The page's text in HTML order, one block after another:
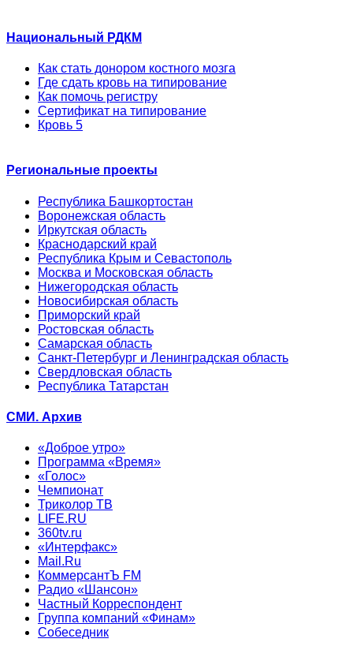
Национальный РДКМ
Как стать донором костного мозга
Где сдать кровь на типирование
Как помочь регистру
Сертификат на типирование
Кровь 5
Региональные проекты
Республика Башкортостан
Воронежская область
Иркутская область
Краснодарский край
Республика Крым и Севастополь
Москва и Московская область
Нижегородская область
Новосибирская область
Приморский край
Ростовская область
Самарская область
Санкт-Петербург и Ленинградская область
Свердловская область
Республика Татарстан
СМИ. Архив
«Доброе утро»
Программа «Время»
«Голос»
Чемпионат
Триколор ТВ
LIFE.RU
360tv.ru
«Интерфакс»
Mail.Ru
КоммерсантЪ FM
Радио «Шансон»
Частный Корреспондент
Группа компаний «Финам»
Собеседник